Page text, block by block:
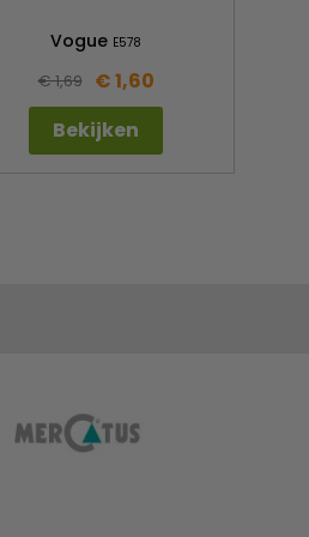
Vogue E578
€ 1,69
€ 1,60
Bekijken